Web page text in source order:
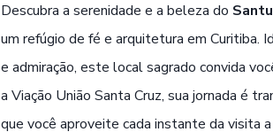
Descubra a serenidade e a beleza do
um refúgio de fé e arquitetura em Curitiba.
e admiração, este local sagrado convida
a Viação União Santa Cruz, sua jornada é
que você aproveite cada instante da visita